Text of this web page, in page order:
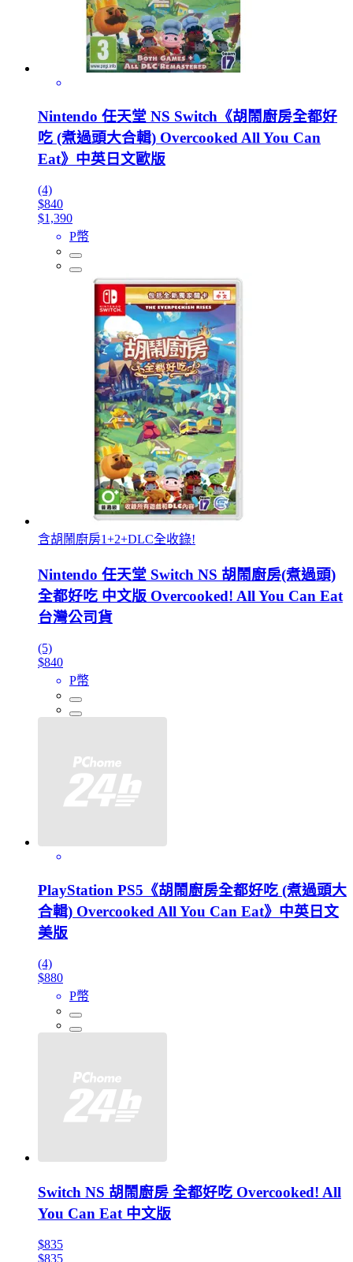
Nintendo 任天堂 NS Switch《胡鬧廚房全都好
吃 (煮過頭大合輯) Overcooked All You Can
Eat》中英日文歐版
(4)
$840
$1,390
P幣
含胡鬧廚房1+2+DLC全收錄!
Nintendo 任天堂 Switch NS 胡鬧廚房(煮過頭)
全都好吃 中文版 Overcooked! All You Can Eat
台灣公司貨
(5)
$840
P幣
PlayStation PS5《胡鬧廚房全都好吃 (煮過頭大
合輯) Overcooked All You Can Eat》中英日文
美版
(4)
$880
P幣
Switch NS 胡鬧廚房 全都好吃 Overcooked! All
You Can Eat 中文版
$835
$835